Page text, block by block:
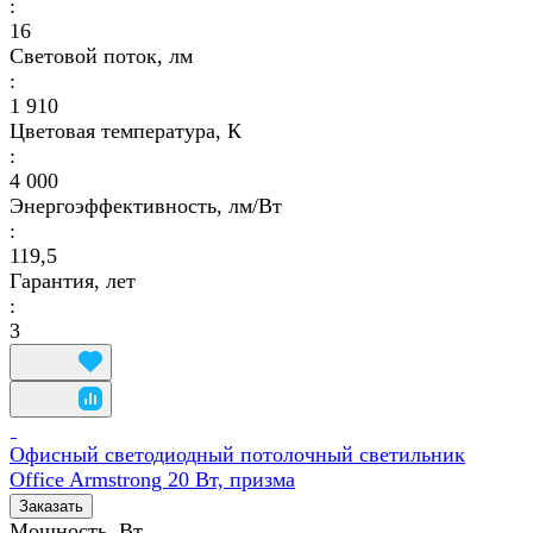
:
16
Световой поток, лм
:
1 910
Цветовая температура, К
:
4 000
Энергоэффективность, лм/Вт
:
119,5
Гарантия, лет
:
3
Офисный светодиодный потолочный светильник
Office Armstrong 20 Вт, призма
Заказать